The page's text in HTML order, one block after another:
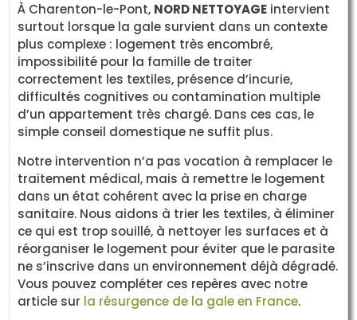
À Charenton-le-Pont, NORD NETTOYAGE intervient
surtout lorsque la gale survient dans un contexte
plus complexe : logement très encombré,
impossibilité pour la famille de traiter
correctement les textiles, présence d’incurie,
difficultés cognitives ou contamination multiple
d’un appartement très chargé. Dans ces cas, le
simple conseil domestique ne suffit plus.
Notre intervention n’a pas vocation à remplacer le
traitement médical, mais à remettre le logement
dans un état cohérent avec la prise en charge
sanitaire. Nous aidons à trier les textiles, à éliminer
ce qui est trop souillé, à nettoyer les surfaces et à
réorganiser le logement pour éviter que le parasite
ne s’inscrive dans un environnement déjà dégradé.
Vous pouvez compléter ces repères avec notre
article sur la résurgence de la gale en France.